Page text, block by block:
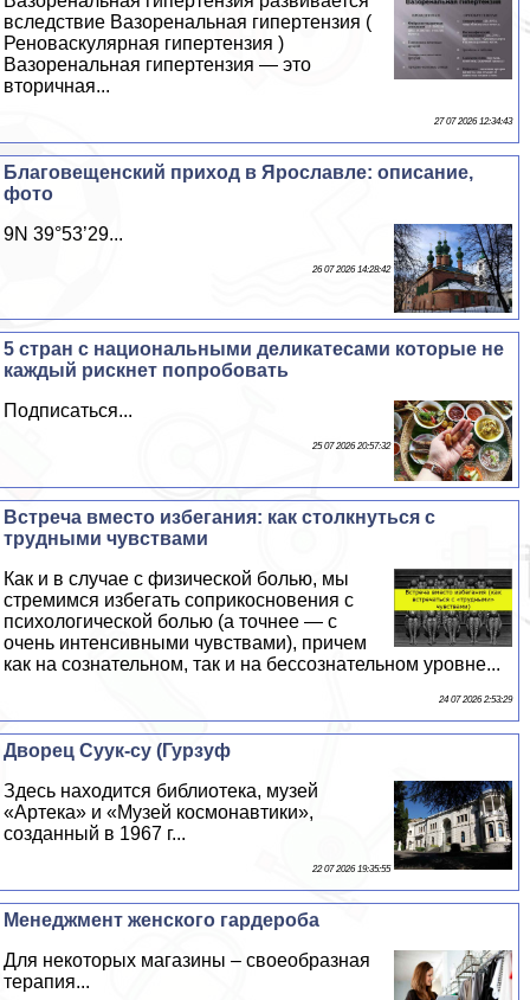
вследствие Вазоренальная гипертензия (
Реноваскулярная гипертензия )
Вазоренальная гипертензия — это
вторичная...
27 07 2026 12:34:43
Благовещенский приход в Ярославле: описание,
фото
9N 39°53’29...
26 07 2026 14:28:42
5 стран с национальными деликатесами которые не
каждый рискнет попробовать
Подписаться...
25 07 2026 20:57:32
Встреча вместо избегания: как столкнуться с
трудными чувствами
Как и в случае с физической болью, мы
стремимся избегать соприкосновения с
психологической болью (а точнее — с
очень интенсивными чувствами), причем
как на сознательном, так и на бессознательном уровне...
24 07 2026 2:53:29
Дворец Суук-су (Гурзуф
Здесь находится библиотека, музей
«Артека» и «Музей космонавтики»,
созданный в 1967 г...
22 07 2026 19:35:55
Менеджмент женского гардероба
Для некоторых магазины – своеобразная
терапия...